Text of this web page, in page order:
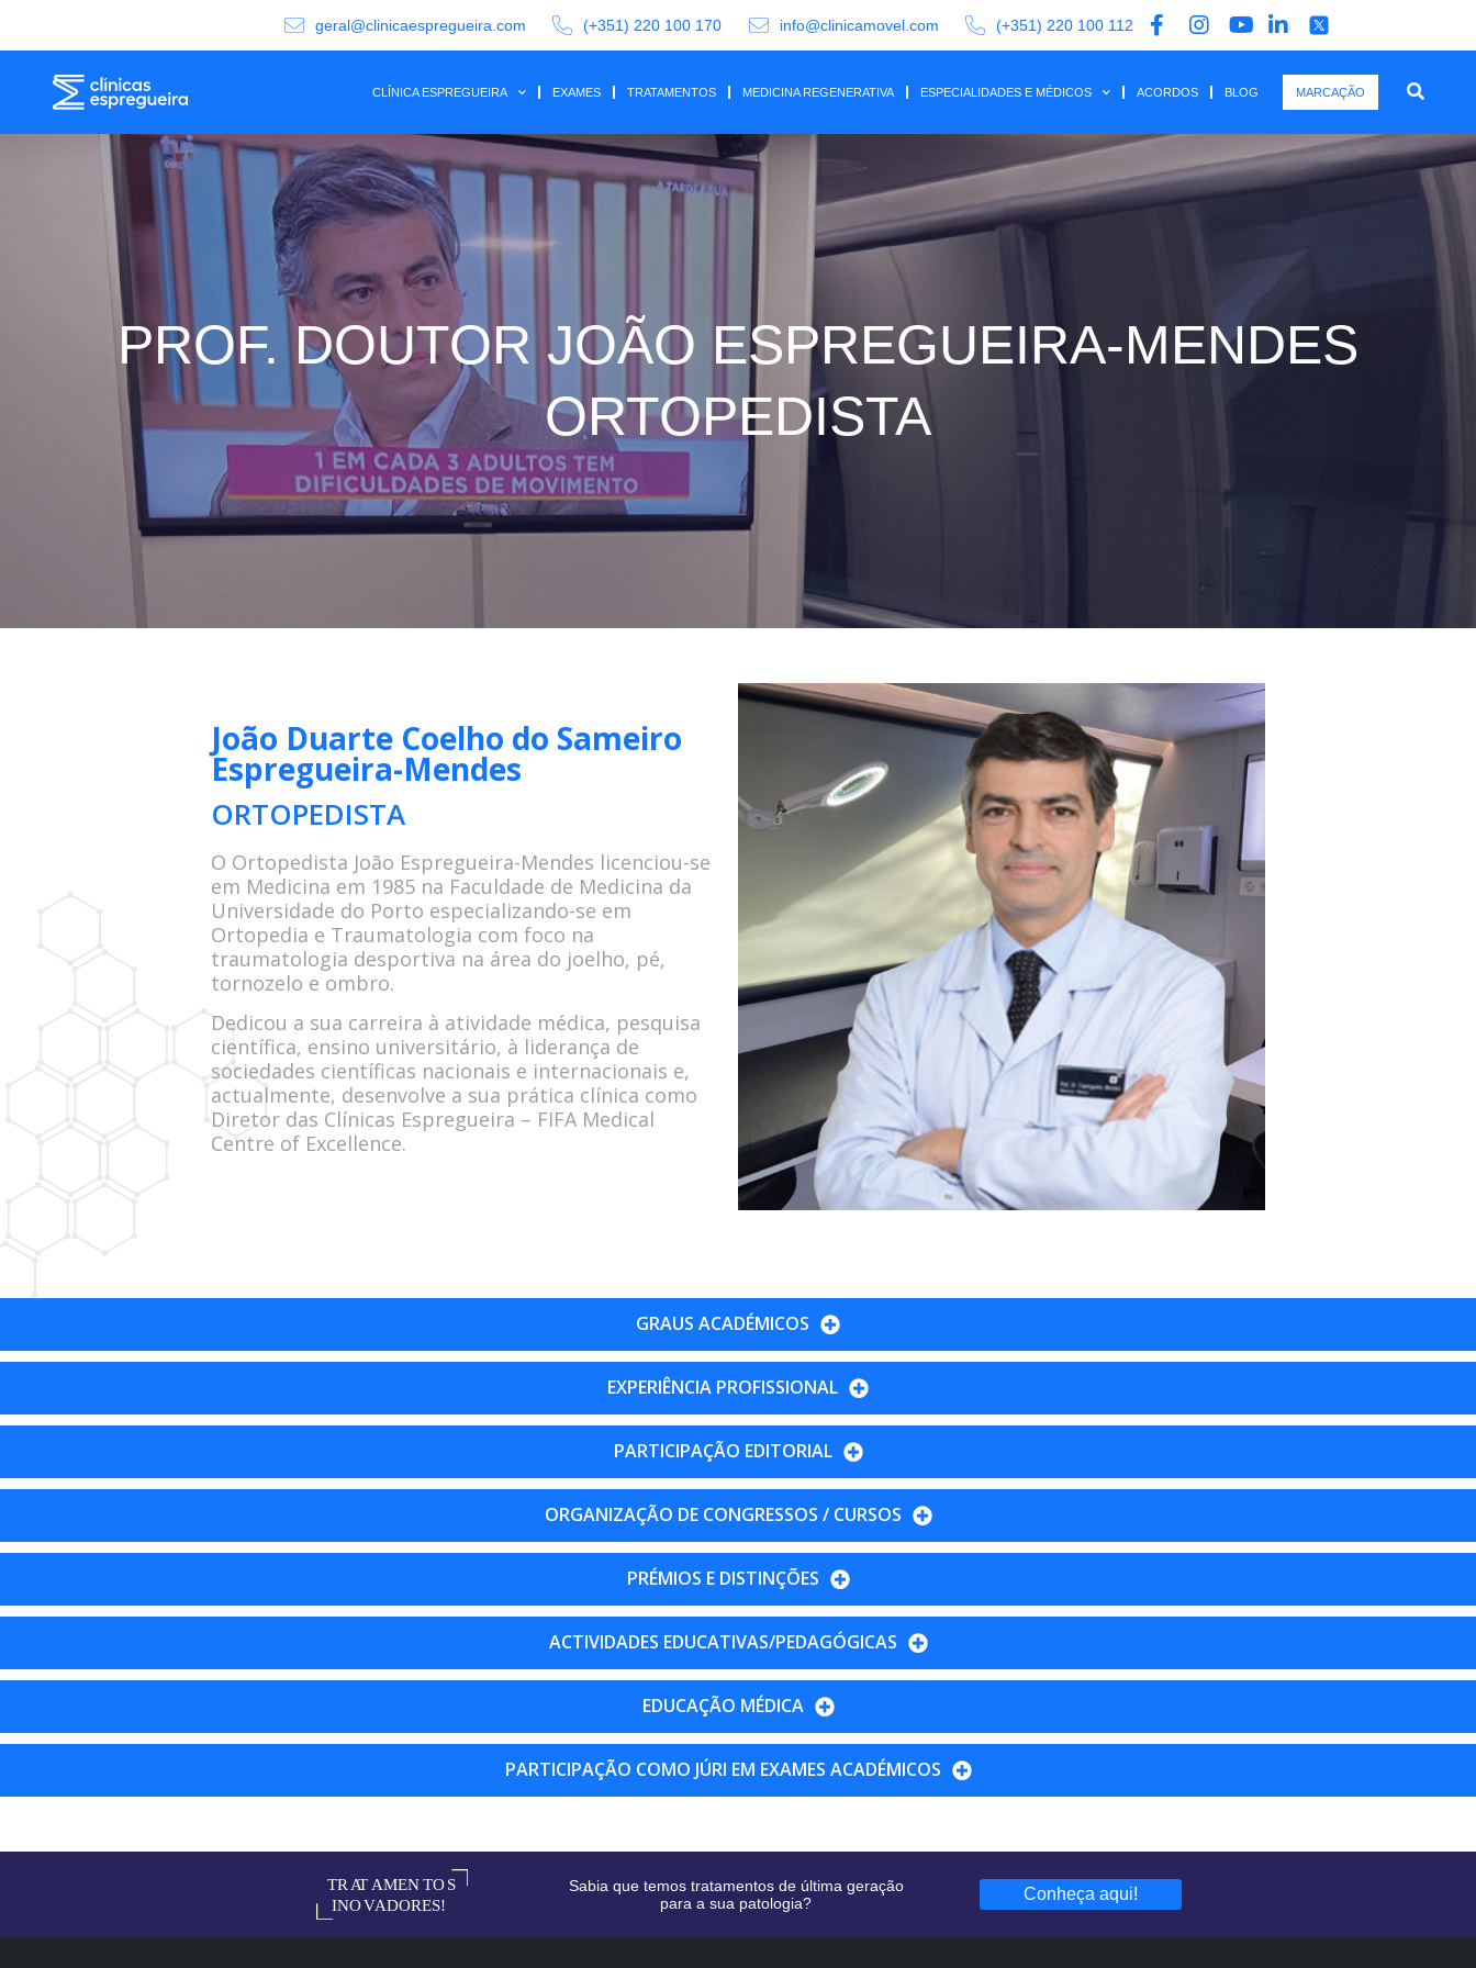
geral@clinicaespregueira.com (+351) 220 100 170 info@clinicamovel.com (+351) 220 100 112
CLÍNICA ESPREGUEIRA EXAMES TRATAMENTOS MEDICINA REGENERATIVA ESPECIALIDADES E MÉDICOS ACORDOS BLOG MARCAÇÃO
PROF. DOUTOR JOÃO ESPREGUEIRA-MENDES
ORTOPEDISTA
João Duarte Coelho do Sameiro
Espregueira-Mendes
ORTOPEDISTA
O Ortopedista João Espregueira-Mendes licenciou-se
em Medicina em 1985 na Faculdade de Medicina da
Universidade do Porto especializando-se em
Ortopedia e Traumatologia com foco na
traumatologia desportiva na área do joelho, pé,
tornozelo e ombro.
Dedicou a sua carreira à atividade médica, pesquisa
científica, ensino universitário, à liderança de
sociedades científicas nacionais e internacionais e,
actualmente, desenvolve a sua prática clínica como
Diretor das Clínicas Espregueira – FIFA Medical
Centre of Excellence.
GRAUS ACADÉMICOS
EXPERIÊNCIA PROFISSIONAL
PARTICIPAÇÃO EDITORIAL
ORGANIZAÇÃO DE CONGRESSOS / CURSOS
PRÉMIOS E DISTINÇÕES
ACTIVIDADES EDUCATIVAS/PEDAGÓGICAS
EDUCAÇÃO MÉDICA
PARTICIPAÇÃO COMO JÚRI EM EXAMES ACADÉMICOS
Sabia que temos tratamentos de última geração
para a sua patologia?
Conheça aqui!